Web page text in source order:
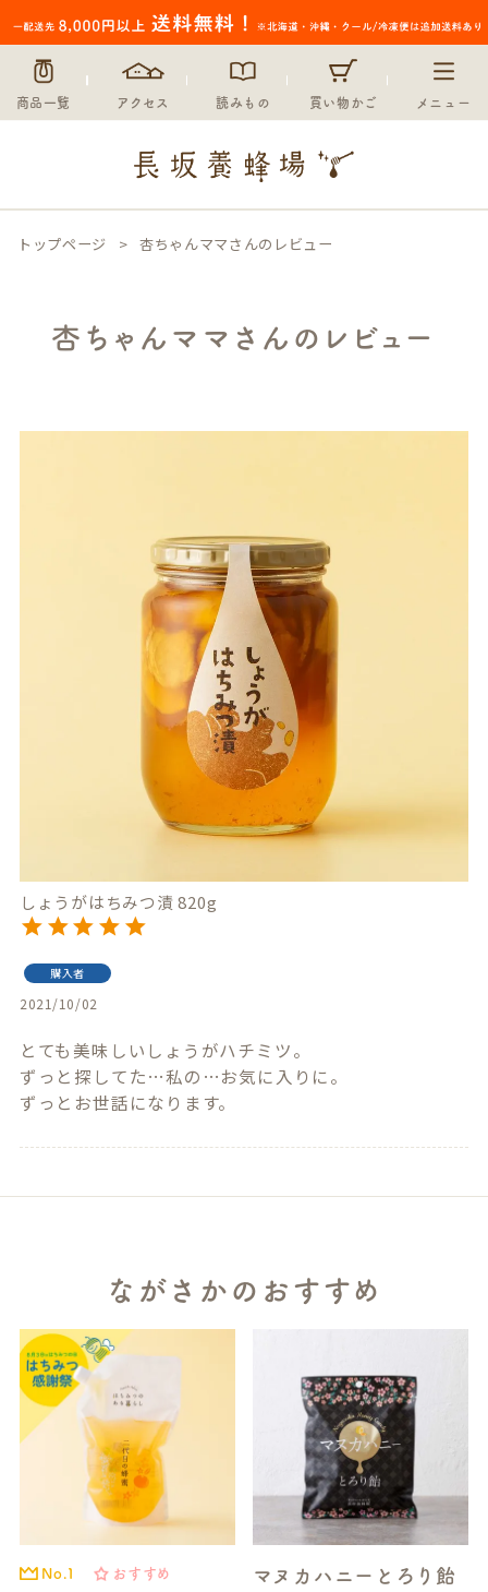
商品一覧 アクセス 読みもの 買い物かご メニュー
トップページ 杏ちゃんママさんのレビュー
杏ちゃんママさんのレビュー
しょうがはちみつ漬 820g
購入者
2021/10/02
とても美味しいしょうがハチミツ。
ずっと探してた…私の…お気に入りに。
ずっとお世話になります。
ながさかのおすすめ
No.1 おすすめ マヌカハニーとろり飴